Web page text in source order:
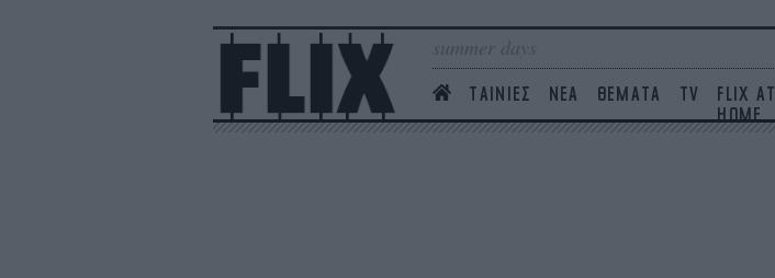
summer days
ΤΑΙΝΙΕΣ ΝΕΑ ΘΕΜΑΤΑ TV
FLIX AT
HOME